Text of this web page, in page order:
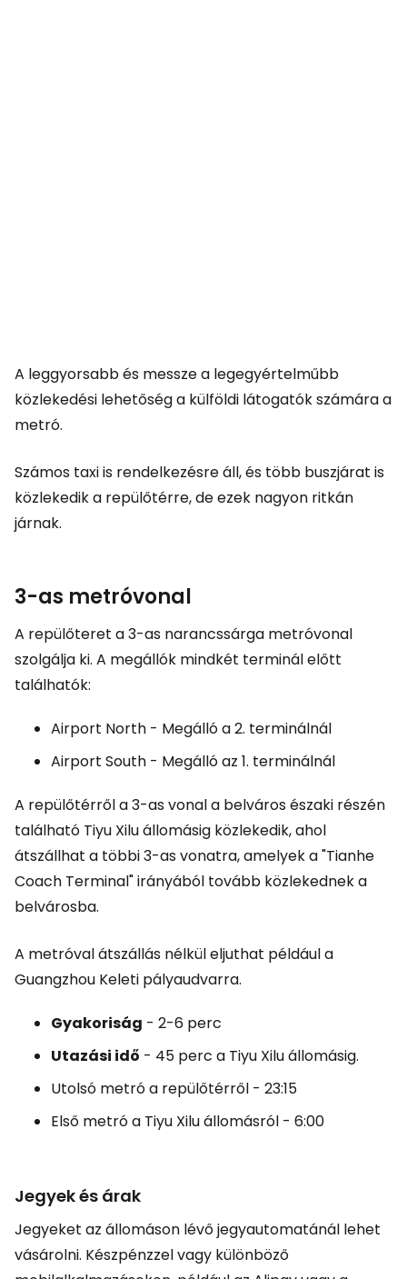
A leggyorsabb és messze a legegyértelműbb
közlekedési lehetőség a külföldi látogatók számára a
metró.
Számos taxi is rendelkezésre áll, és több buszjárat is
közlekedik a repülőtérre, de ezek nagyon ritkán
járnak.
3-as metróvonal
A repülőteret a 3-as narancssárga metróvonal
szolgálja ki. A megállók mindkét terminál előtt
találhatók:
Airport North - Megálló a 2. terminálnál
Airport South - Megálló az 1. terminálnál
A repülőtérről a 3-as vonal a belváros északi részén
található Tiyu Xilu állomásig közlekedik, ahol
átszállhat a többi 3-as vonatra, amelyek a "Tianhe
Coach Terminal" irányából tovább közlekednek a
belvárosba.
A metróval átszállás nélkül eljuthat például a
Guangzhou Keleti pályaudvarra.
Gyakoriság - 2-6 perc
Utazási idő - 45 perc a Tiyu Xilu állomásig.
Utolsó metró a repülőtérről - 23:15
Első metró a Tiyu Xilu állomásról - 6:00
Jegyek és árak
Jegyeket az állomáson lévő jegyautomatánál lehet
vásárolni. Készpénzzel vagy különböző